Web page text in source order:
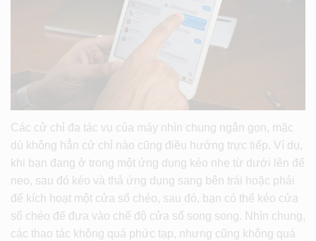
Các cử chỉ đa tác vụ của máy nhìn chung ngắn gọn, mặc
dù không hẳn cử chỉ nào cũng điều hướng trực tiếp. Ví dụ,
khi bạn đang ở trong một ứng dụng kéo nhẹ từ dưới lên để
neo, sau đó kéo và thả ứng dụng sang bên trái hoặc phải
để kích hoạt một cửa sổ chéo, sau đó, bạn có thể kéo cửa
sổ chéo để đưa vào chế độ cửa sổ song song. Nhìn chung,
các thao tác không quá phức tạp, nhưng cũng không quá